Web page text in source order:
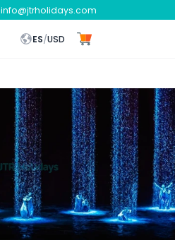
info@jtrholidays.com
ES/USD